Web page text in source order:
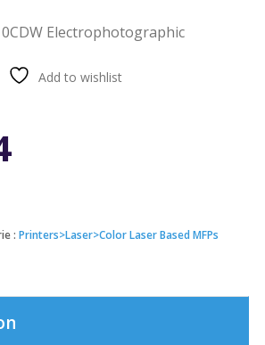
Electrophotographic
Add to wishlist
: Printers>Laser>Color Laser Based MFPs